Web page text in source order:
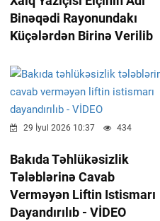
Binəqədi Rayonundakı
Küçələrdən Birinə Verilib
29 İyul 2026 10:37 434
Bakıda Təhlükəsizlik
Tələblərinə Cavab
Verməyən Liftin Istismarı
Dayandırılıb - VİDEO